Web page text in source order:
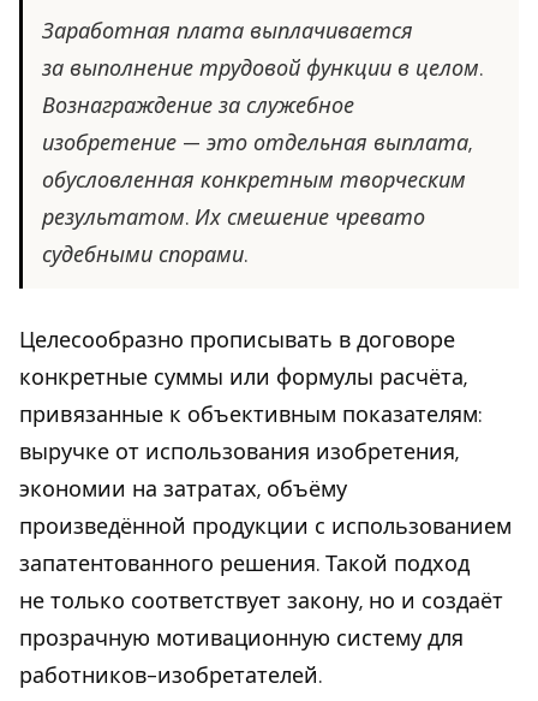
Заработная плата выплачивается
за выполнение трудовой функции в целом.
Вознаграждение за служебное
изобретение — это отдельная выплата,
обусловленная конкретным творческим
результатом. Их смешение чревато
судебными спорами.
Целесообразно прописывать в договоре
конкретные суммы или формулы расчёта,
привязанные к объективным показателям:
выручке от использования изобретения,
экономии на затратах, объёму
произведённой продукции с использованием
запатентованного решения. Такой подход
не только соответствует закону, но и создаёт
прозрачную мотивационную систему для
работников-изобретателей.